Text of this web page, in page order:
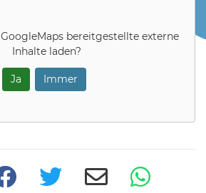
GoogleMapsbereitgestellte externe
Inhalte laden?
Ja Immer